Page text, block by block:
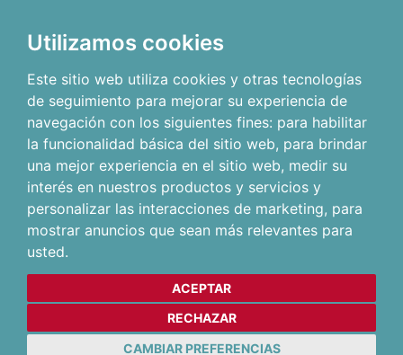
Utilizamos cookies
Este sitio web utiliza cookies y otras tecnologías
de seguimiento para mejorar su experiencia de
navegación con los siguientes fines: para habilitar
la funcionalidad básica del sitio web, para brindar
una mejor experiencia en el sitio web, medir su
interés en nuestros productos y servicios y
personalizar las interacciones de marketing, para
mostrar anuncios que sean más relevantes para
usted.
ACEPTAR
RECHAZAR
CAMBIAR PREFERENCIAS